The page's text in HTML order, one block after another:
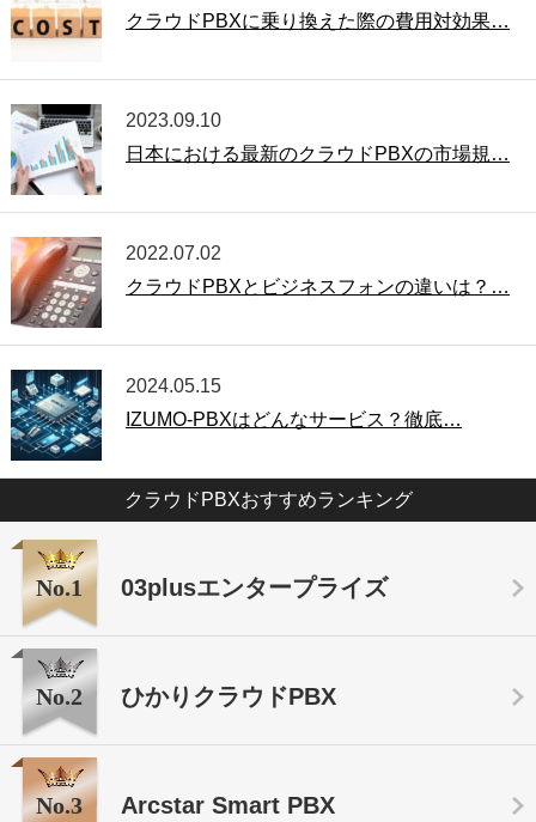
クラウドPBXに乗り換えた際の費用対効果…
2023.09.10
日本における最新のクラウドPBXの市場規…
2022.07.02
クラウドPBXとビジネスフォンの違いは？…
2024.05.15
IZUMO-PBXはどんなサービス？徹底…
クラウドPBXおすすめランキング
No.1 03plusエンタープライズ
No.2 ひかりクラウドPBX
No.3 Arcstar Smart PBX